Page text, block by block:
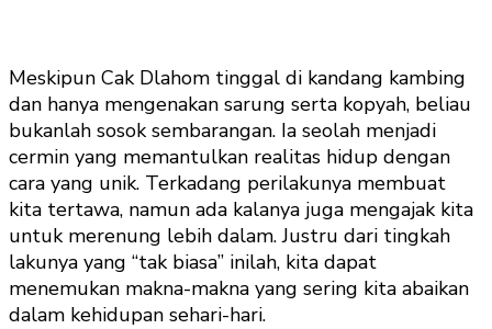
Meskipun Cak Dlahom tinggal di kandang kambing
dan hanya mengenakan sarung serta kopyah, beliau
bukanlah sosok sembarangan. Ia seolah menjadi
cermin yang memantulkan realitas hidup dengan
cara yang unik. Terkadang perilakunya membuat
kita tertawa, namun ada kalanya juga mengajak kita
untuk merenung lebih dalam. Justru dari tingkah
lakunya yang “tak biasa” inilah, kita dapat
menemukan makna-makna yang sering kita abaikan
dalam kehidupan sehari-hari.